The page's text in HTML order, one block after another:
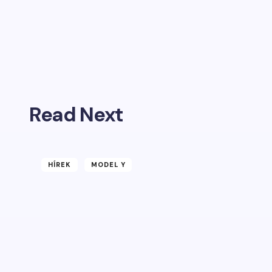
Read Next
HÍREK MODEL Y